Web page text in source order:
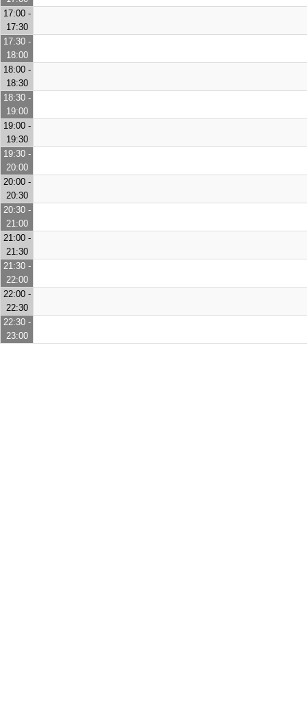
17:00 -
17:30
17:30 -
18:00
18:00 -
18:30
18:30 -
19:00
19:00 -
19:30
19:30 -
20:00
20:00 -
20:30
20:30 -
21:00
21:00 -
21:30
21:30 -
22:00
22:00 -
22:30
22:30 -
23:00